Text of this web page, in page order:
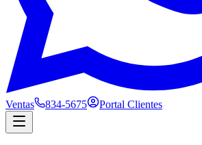
Ventas 834-5675 Portal Clientes